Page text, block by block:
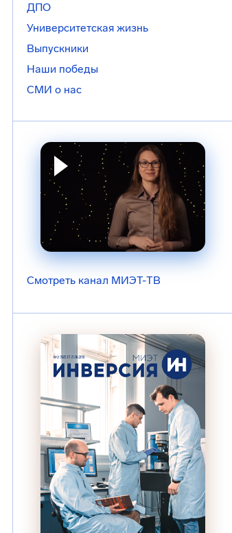
ДПО
Университетская жизнь
Выпускники
Наши победы
СМИ о нас
Смотреть канал МИЭТ-ТВ